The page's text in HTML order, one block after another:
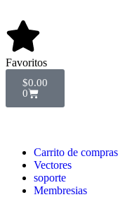
Favoritos
$0.00
0
Carrito de compras
Vectores
soporte
Membresias